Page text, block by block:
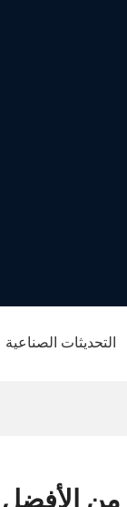
التحديثات الصناعية
الأفضل